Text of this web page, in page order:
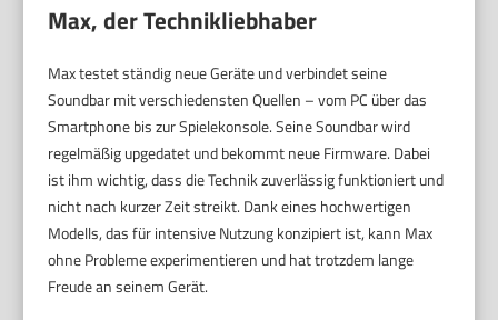
Max, der Technikliebhaber
Max testet ständig neue Geräte und verbindet seine
Soundbar mit verschiedensten Quellen – vom PC über das
Smartphone bis zur Spielekonsole. Seine Soundbar wird
regelmäßig upgedatet und bekommt neue Firmware. Dabei
ist ihm wichtig, dass die Technik zuverlässig funktioniert und
nicht nach kurzer Zeit streikt. Dank eines hochwertigen
Modells, das für intensive Nutzung konzipiert ist, kann Max
ohne Probleme experimentieren und hat trotzdem lange
Freude an seinem Gerät.